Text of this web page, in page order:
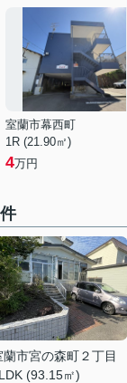
室蘭市幕西町
1R (21.90㎡)
4万円
蘭市宮の森町２丁目
(93.15㎡)